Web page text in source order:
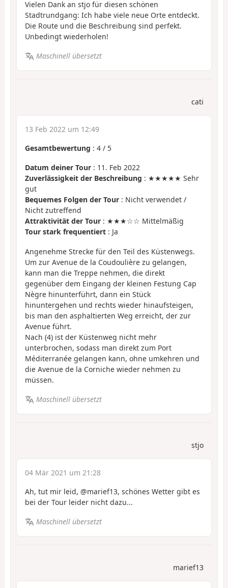
Vielen Dank an stjo für diesen schönen
Stadtrundgang: Ich habe viele neue Orte entdeckt.
Die Route und die Beschreibung sind perfekt.
Unbedingt wiederholen!
Maschinell übersetzt
cati
13 Feb 2022 um 12:49
Gesamtbewertung : 4 / 5
Datum deiner Tour : 11. Feb 2022
Zuverlässigkeit der Beschreibung : ★★★★★ Sehr
gut
Bequemes Folgen der Tour : Nicht verwendet /
Nicht zutreffend
Attraktivität der Tour : ★★★☆☆ Mittelmäßig
Tour stark frequentiert : Ja
Angenehme Strecke für den Teil des Küstenwegs.
Um zur Avenue de la Coudoulière zu gelangen,
kann man die Treppe nehmen, die direkt
gegenüber dem Eingang der kleinen Festung Cap
Nègre hinunterführt, dann ein Stück
hinuntergehen und rechts wieder hinaufsteigen,
bis man den asphaltierten Weg erreicht, der zur
Avenue führt.
Nach (4) ist der Küstenweg nicht mehr
unterbrochen, sodass man direkt zum Port
Méditerranée gelangen kann, ohne umkehren und
die Avenue de la Corniche wieder nehmen zu
müssen.
Maschinell übersetzt
stjo
04 Mär 2021 um 21:28
Ah, tut mir leid, @marief13, schönes Wetter gibt es
bei der Tour leider nicht dazu...
Maschinell übersetzt
marief13